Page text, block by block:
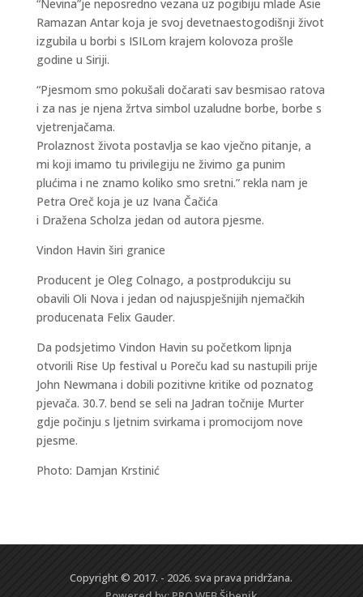
“Nevina”je neposredno vezana uz pogibiju mlade Asie
Ramazan Antar koja je svoj devetnaestogodišnji život
izgubila u borbi s ISILom krajem kolovoza prošle
godine u Siriji.
“Pjesmom smo pokušali dočarati sav besmisao ratova
i za nas je njena žrtva simbol uzaludne borbe, borbe s
vjetrenjačama.
Prolaznost života postavlja se kao vječno pitanje, a
mi koji imamo tu privilegiju ne živimo ga punim
plućima i ne znamo koliko smo sretni.” rekla nam je
Petra Oreč koja je uz Ivana Čačića
i Dražena Scholza jedan od autora pjesme.
Vindon Havin širi granice
Producent je Oleg Colnago, a postprodukciju su
obavili Oli Nova i jedan od najuspješnijih njemačkih
producenata Felix Gauder.
Da podsjetimo Vindon Havin su početkom lipnja
otvorili Rise Up festival u Poreču kad su nastupili prije
John Newmana i dobili pozitivne kritike od poznatog
pjevača. 30.7. bend se seli na Jadran točnije Murter
gdje počinju s ljetnim svirkama i promocijom nove
pjesme.
Photo: Damjan Krstinić
Copyright © 2017. - 2026. sva prava pridržana.